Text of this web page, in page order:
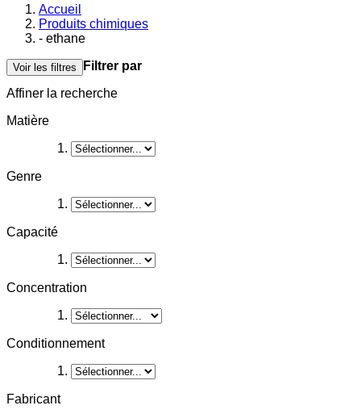
Accueil
Produits chimiques
- ethane
Voir les filtres
Filtrer par
Affiner la recherche
Matière
Genre
Capacité
Concentration
Conditionnement
Fabricant